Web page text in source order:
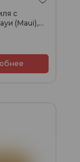
с
(Maui),